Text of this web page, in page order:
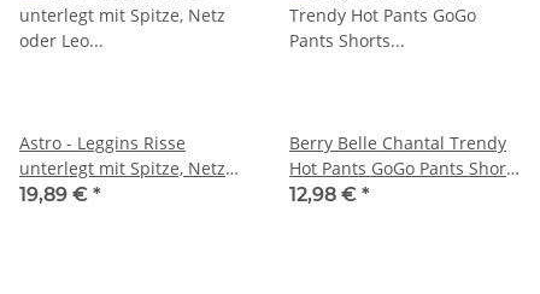
Astro - Leggins Risse
unterlegt mit Spitze, Netz
oder Leo Muster auch...
19,89 € *
Berry Belle Chantal Trendy
Hot Pants GoGo Pants Shorts
mit Cuts und Zipper (Gold)
12,98 € *